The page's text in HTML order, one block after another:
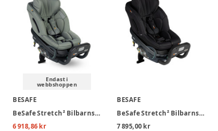
Endast i
webbshoppen
BESAFE
BeSafe Stretch² Bilbarnstol - Meadow Green Soft Breeze
6 918,86 kr
BESAFE
BeSafe Stretch² Bilbarnstol - Black Soft Breeze
7 895,00 kr